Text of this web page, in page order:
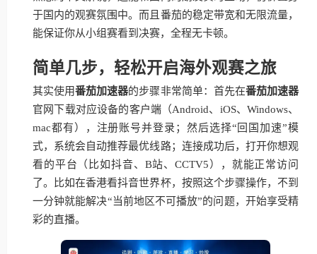
于国内的观赛氛围中。而且番茄的稳定带宽和无限流量，
能保证你从小组赛看到决赛，全程无卡顿。
简单几步，轻松开启海外观赛之旅
其实使用番茄加速器的步骤非常简单：首先在番茄加速器
官网下载对应设备的客户端（Android、iOS、Windows、
mac都有），注册账号并登录；然后选择“回国加速”模
式，系统会自动推荐最优线路；连接成功后，打开你想观
看的平台（比如抖音、B站、CCTV5），就能正常访问
了。比如在香港看抖音世界杯，按照这个步骤操作，不到
一分钟就能解决“当前地区不可播放”的问题，开始享受精
彩的直播。